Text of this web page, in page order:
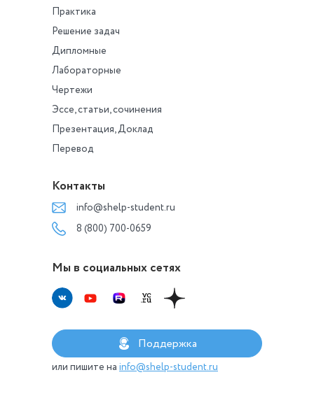
Практика
Решение задач
Дипломные
Лабораторные
Чертежи
Эссе, статьи, сочинения
Презентация, Доклад
Перевод
Контакты
info@shelp-student.ru
8 (800) 700-0659
Мы в социальных сетях
Поддержка
или пишите на info@shelp-student.ru